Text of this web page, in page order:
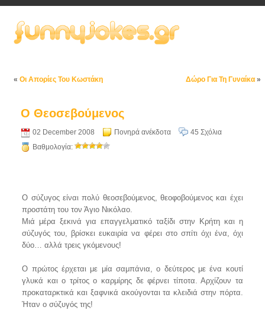
« Οι Απορίες Του Κωστάκη Δώρο Για Τη Γυναίκα »
Ο Θεοσεβούμενος
02 December 2008 Πονηρά ανέκδοτα
45 Σχόλια
Βαθμολογία:
Ο σύζυγος είναι πολύ θεοσεβούμενος, θεοφοβούμενος και έχει
προστάτη του τον Άγιο Νικόλαο.
Μιά μέρα ξεκινά για επαγγελματικό ταξίδι στην Κρήτη και η
σύζυγός του, βρίσκει ευκαιρία να φέρει στο σπίτι όχι ένα, όχι
δύο… αλλά τρεις γκόμενους!
Ο πρώτος έρχεται με μία σαμπάνια, ο δεύτερος με ένα κουτί
γλυκά και ο τρίτος ο καρμίρης δε φέρνει τίποτα. Αρχίζουν τα
προκαταρκτικά και ξαφνικά ακούγονται τα κλειδιά στην πόρτα.
Ήταν ο σύζυγός της!